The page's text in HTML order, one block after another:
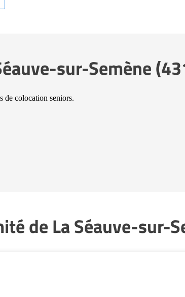
sur-Semène
de colocation seniors.
de La Séauve-sur-